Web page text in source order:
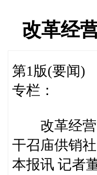
改革经
第1版(要闻)
专栏：
改革经营
干召庙供销
本报讯 记者